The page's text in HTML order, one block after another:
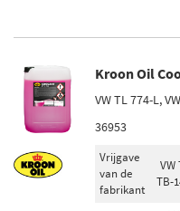
Kroon Oil
VW TL 774-L,
36953
Vrijgave
van de
fabrikant
VW
TB-